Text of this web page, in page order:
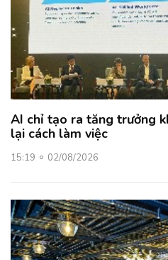
AI chỉ tạo ra tăng trưởng
lại cách làm việc
15:19 02/08/2026